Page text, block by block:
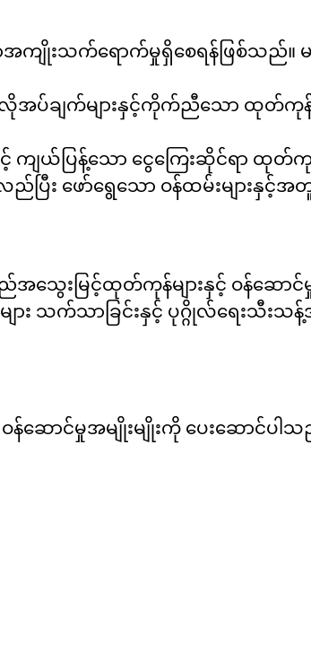
ကျိုးသက်ရောက်မှုရှိစေရန်ဖြစ်သည်
အပ်ချက်များနှင့်ကိုက်ညီသော ထုတ်ကုန်မ
ြင့် ကျယ်ပြန့်သော ငွေကြေးဆိုင်ရာ ထု
ြီး ဖော်ရွေသော ဝန်ထမ်းများနှင့်
သွေးမြင့်ထုတ်ကုန်များနှင့် ဝန်ဆော
ျား သက်သာခြင်းနှင့် ပုဂ္ဂိုလ်ရေးသီး
န်ဆောင်မှုအမျိုးမျိုးကို ပေးဆောင်ပါသ